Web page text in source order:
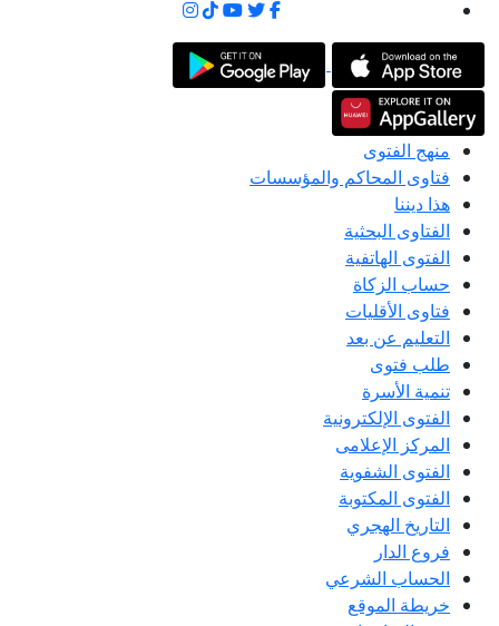
منهج الفتوى
فتاوى المحاكم والمؤسسات
هذا ديننا
الفتاوى البحثية
الفتوى الهاتفية
حساب الزكاة
فتاوى الأقليات
التعليم عن بعد
طلب فتوى
تنمية الأسرة
الفتوى الإلكترونية
المركز الإعلامى
الفتوى الشفوية
الفتوى المكتوبة
التاريخ الهجري
فروع الدار
الحساب الشرعي
خريطة الموقع